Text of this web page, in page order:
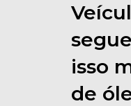
isso
de